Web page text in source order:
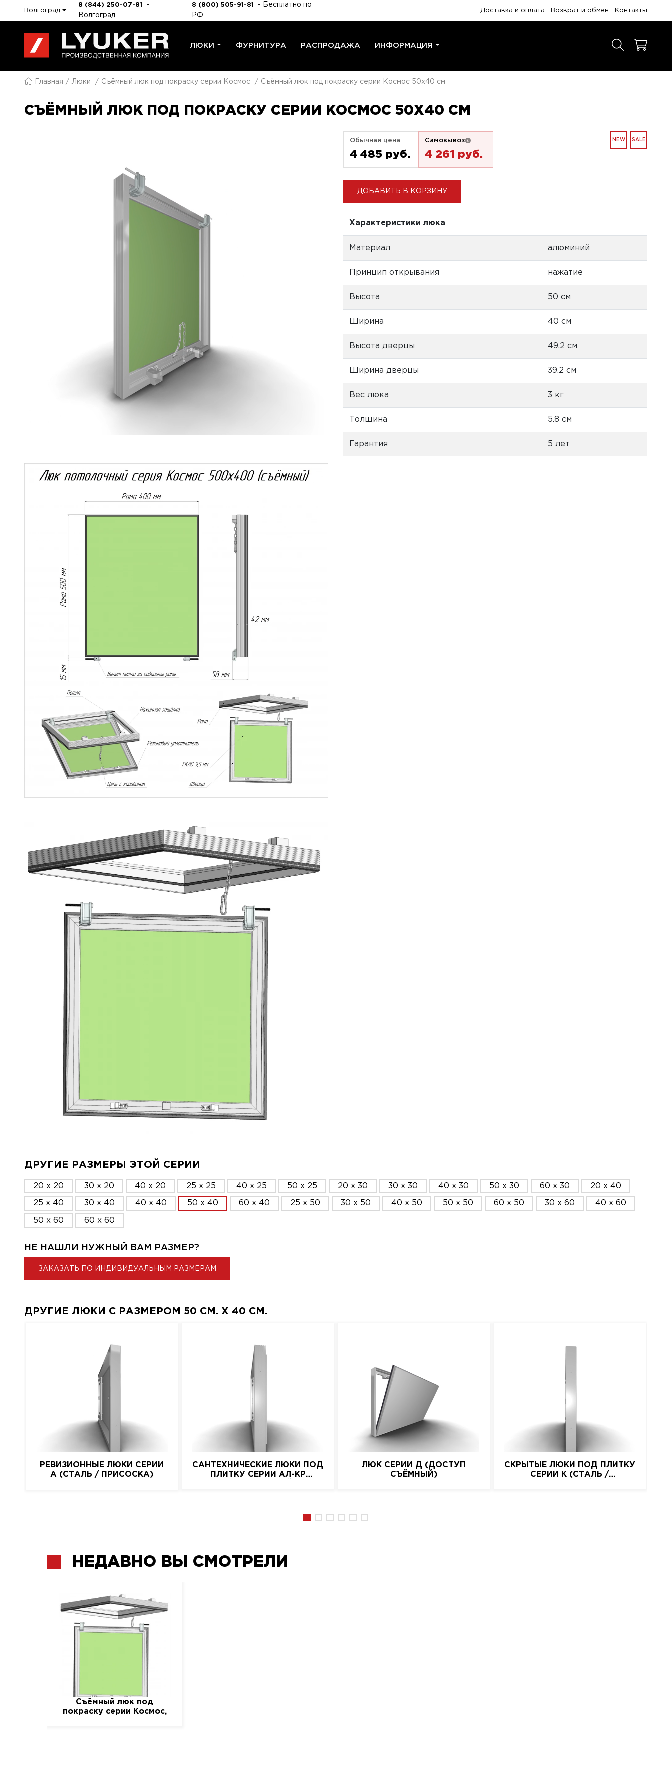
Волгоград
8 (844) 250-07-81
-
Волгоград
8 (800) 505-91-81
- Бесплатно по
РФ
Доставка и оплата Возврат и обмен Контакты
ЛЮКИ ФУРНИТУРА РАСПРОДАЖА ИНФОРМАЦИЯ
Главная Люки Съёмный люк под покраску серии Космос Съёмный люк под покраску серии Космос 50x40 см
СЪЁМНЫЙ ЛЮК ПОД ПОКРАСКУ СЕРИИ КОСМОС 50X40 СМ
Обычная цена
4 485 pуб.
Самовывоз
4 261 pуб.
NEW SALE
ДОБАВИТЬ В КОРЗИНУ
Характеристики люка
Материал алюминий
Принцип открывания нажатие
Высота 50 см
Ширина 40 см
Высота дверцы 49.2 см
Ширина дверцы 39.2 см
Вес люка 3 кг
Толщина 5.8 см
Гарантия 5 лет
ДРУГИЕ РАЗМЕРЫ ЭТОЙ СЕРИИ
20 x 20 30 x 20 40 x 20 25 x 25 40 x 25 50 x 25 20 x 30 30 x 30 40 x 30 50 x 30 60 x 30 20 x 40
25 x 40 30 x 40 40 x 40 50 x 40 60 x 40 25 x 50 30 x 50 40 x 50 50 x 50 60 x 50 30 x 60 40 x 60
50 x 60 60 x 60
НЕ НАШЛИ НУЖНЫЙ ВАМ РАЗМЕР?
ЗАКАЗАТЬ ПО ИНДИВИДУАЛЬНЫМ РАЗМЕРАМ
ДРУГИЕ ЛЮКИ С РАЗМЕРОМ 50 СМ. X 40 СМ.
РЕВИЗИОННЫЕ ЛЮКИ СЕРИИ
A (СТАЛЬ / ПРИСОСКА)
САНТЕХНИЧЕСКИЕ ЛЮКИ ПОД
ПЛИТКУ СЕРИИ АЛ-КР
ЛЮК СЕРИИ Д (ДОСТУП
СЪЁМНЫЙ)
СКРЫТЫЕ ЛЮКИ ПОД ПЛИТКУ
СЕРИИ K (СТАЛЬ /
НЕДАВНО ВЫ СМОТРЕЛИ
Съёмный люк под
покраску серии Космос,